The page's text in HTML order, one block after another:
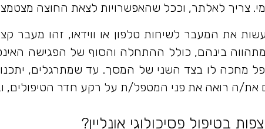
צריך לאלתר, וככל שהאפשרויות לצאת החוצה
את המעבר לשיחות טלפון או ווידאו, זהו מעבר
בינהם, כולל ההתחלה והסוף של הפגישה
מחכה לו בצד השני של המסך. עד שמתרגלים,
את/ה רואה את פני המטפל/ת על רקע חדר הטיפולים,
בטיפול פסיכולוגי אונליין?